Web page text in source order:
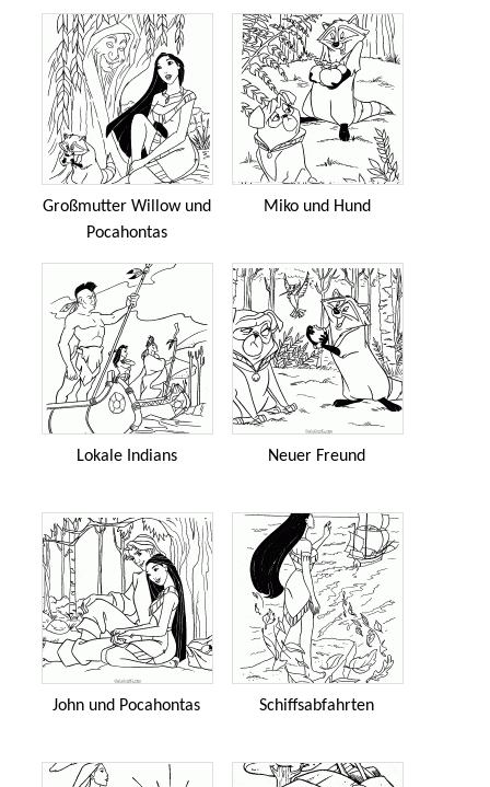
Großmutter Willow und
Pocahontas
Miko und Hund
Lokale Indians Neuer Freund
John und Pocahontas Schiffsabfahrten